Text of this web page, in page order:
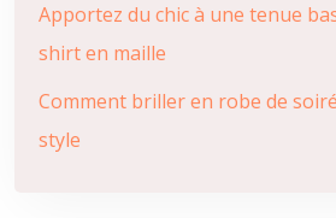
Apportez du chic à une tenue
shirt en maille
Comment briller en robe de
style